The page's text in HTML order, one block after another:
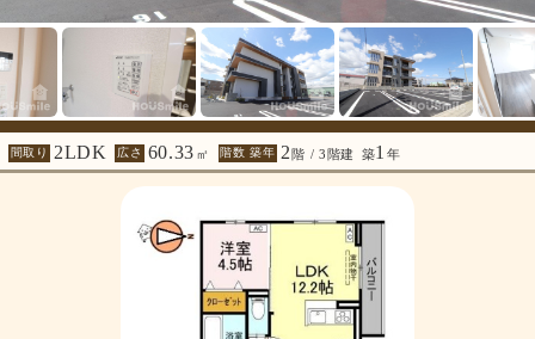
間取り 2LDK 広さ 60.33 ㎡ 階数 築年 2 階 / 3階建 築1 年